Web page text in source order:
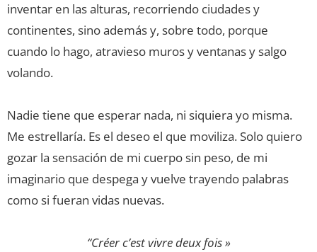
inventar en las alturas, recorriendo ciudades y
continentes, sino además y, sobre todo, porque
cuando lo hago, atravieso muros y ventanas y salgo
volando.
Nadie tiene que esperar nada, ni siquiera yo misma.
Me estrellaría. Es el deseo el que moviliza. Solo quiero
gozar la sensación de mi cuerpo sin peso, de mi
imaginario que despega y vuelve trayendo palabras
como si fueran vidas nuevas.
“Créer c’est vivre deux fois »